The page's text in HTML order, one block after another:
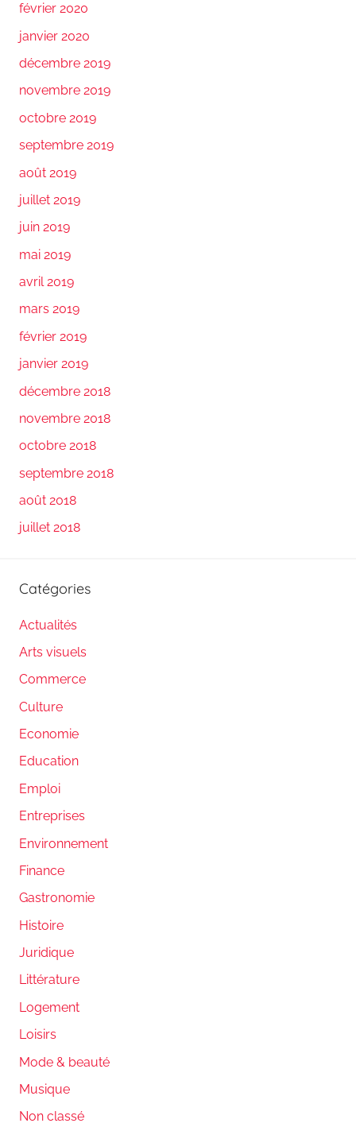
février 2020
janvier 2020
décembre 2019
novembre 2019
octobre 2019
septembre 2019
août 2019
juillet 2019
juin 2019
mai 2019
avril 2019
mars 2019
février 2019
janvier 2019
décembre 2018
novembre 2018
octobre 2018
septembre 2018
août 2018
juillet 2018
Catégories
Actualités
Arts visuels
Commerce
Culture
Economie
Education
Emploi
Entreprises
Environnement
Finance
Gastronomie
Histoire
Juridique
Littérature
Logement
Loisirs
Mode & beauté
Musique
Non classé